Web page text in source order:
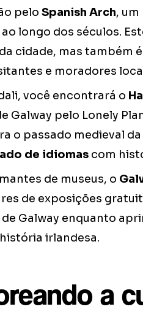
pelo Spanish Arch,
longo dos séculos.
cidade, mas também
e moradores
você encontrará o
Galway pelo Lonely
o passado medieval
de idiomas com
de museus, o
de exposições
Galway enquanto
irlandesa.
a